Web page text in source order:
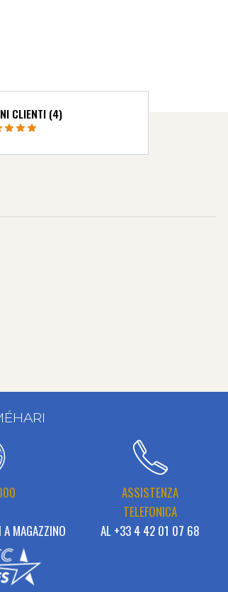
CLIENTI (4)
MAGAZZINO
ASSISTENZA
TELEFONICA
AL +33 4 42 01 07 68